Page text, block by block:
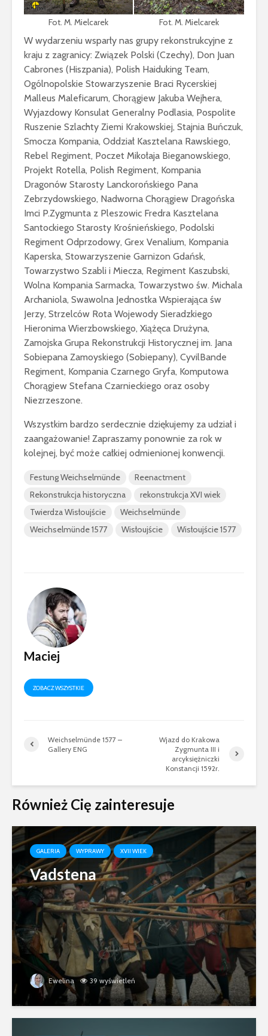
Fot. M. Mielcarek Fot. M. Mielcarek
W wydarzeniu wsparły nas grupy rekonstrukcyjne z
kraju z zagranicy: Związek Polski (Czechy), Don Juan
Cabrones (Hiszpania), Polish Haiduking Team,
Ogólnopolskie Stowarzyszenie Braci Rycerskiej
Malleus Maleficarum, Chorągiew Jakuba Wejhera,
Wyjazdowy Konsulat Generalny Podlasia, Pospolite
Ruszenie Szlachty Ziemi Krakowskiej, Stajnia Buńczuk,
Smocza Kompania, Oddział Kasztelana Rawskiego,
Rebel Regiment, Poczet Mikołaja Bieganowskiego,
Projekt Rotella, Polish Regiment, Kompania
Dragonów Starosty Lanckorońskiego Pana
Zebrzydowskiego, Nadworna Chorągiew Dragońska
Imci P.Zygmunta z Pleszowic Fredra Kasztelana
Santockiego Starosty Krośnieńskiego, Podolski
Regiment Odprzodowy, Grex Venalium, Kompania
Kaperska, Stowarzyszenie Garnizon Gdańsk,
Towarzystwo Szabli i Miecza, Regiment Kaszubski,
Wolna Kompania Sarmacka, Towarzystwo św. Michala
Archaniola, Swawolna Jednostka Wspierająca św
Jerzy, Strzelców Rota Wojewody Sieradzkiego
Hieronima Wierzbowskiego, Xiążęca Drużyna,
Zamojska Grupa Rekonstrukcji Historycznej im. Jana
Sobiepana Zamoyskiego (Sobiepany), CyvilBande
Regiment, Kompania Czarnego Gryfa, Komputowa
Chorągiew Stefana Czarnieckiego oraz osoby
Niezrzeszone.
Wszystkim bardzo serdecznie dziękujemy za udział i
zaangażowanie! Zapraszamy ponownie za rok w
kolejnej, być może całkiej odmienionej konwencji.
Festung Weichselmünde
Reenactment
Rekonstrukcja historyczna
rekonstrukcja XVI wiek
Twierdza Wisłoujście
Weichselmünde
Weichselmünde 1577
Wisłoujście Wisłoujście 1577
Maciej
ZOBACZ WSZYSTKIE
Weichselmünde 1577 –
Gallery ENG
Wjazd do Krakowa
Zygmunta III i
arcyksiężniczki
Konstancji 1592r.
Również Cię zainteresuje
GALERIA WYPRAWY XVII WIEK
Vadstena
Ewelina 39 wyświetleń